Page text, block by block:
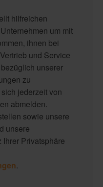
hilfreichen
um mit
ihnen bei
und Service
unserer
zu
jederzeit von
abmelden.
sowie unsere
unsere
Ihrer Privatsphäre
.